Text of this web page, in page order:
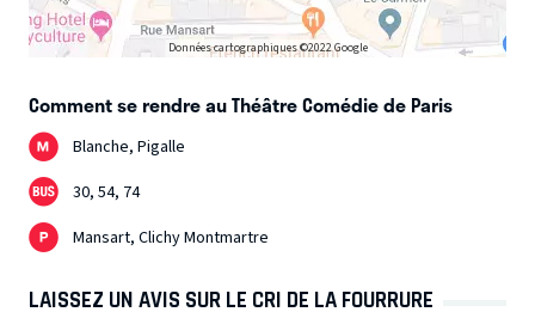
Données cartographiques ©2022 Google
Comment se rendre au Théâtre Comédie de Paris
Blanche, Pigalle
30, 54, 74
Mansart, Clichy Montmartre
LAISSEZ UN AVIS SUR LE CRI DE LA FOURRURE